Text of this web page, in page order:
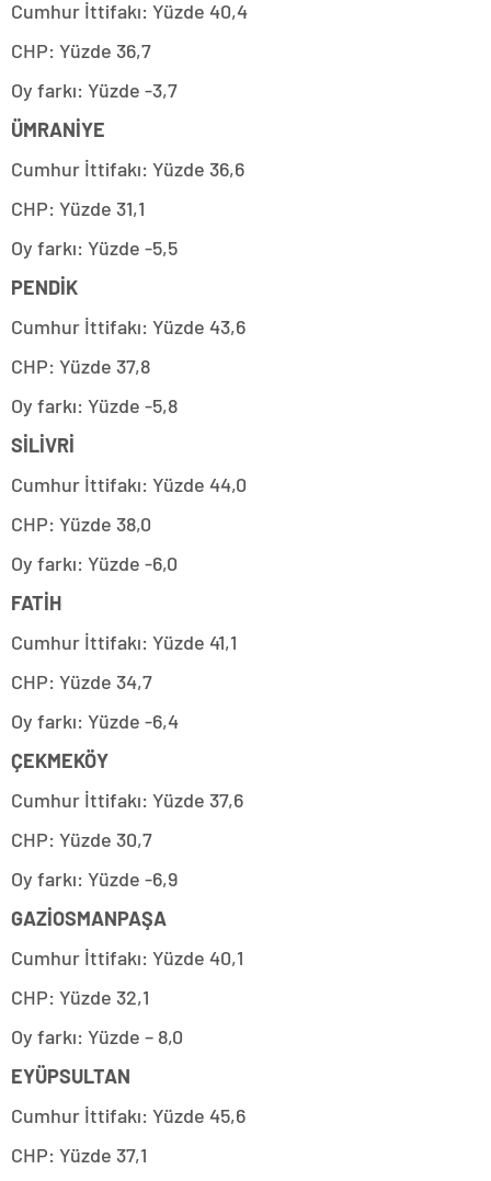
Cumhur İttifakı: Yüzde 40,4
CHP: Yüzde 36,7
Oy farkı: Yüzde -3,7
ÜMRANİYE
Cumhur İttifakı: Yüzde 36,6
CHP: Yüzde 31,1
Oy farkı: Yüzde -5,5
PENDİK
Cumhur İttifakı: Yüzde 43,6
CHP: Yüzde 37,8
Oy farkı: Yüzde -5,8
SİLİVRİ
Cumhur İttifakı: Yüzde 44,0
CHP: Yüzde 38,0
Oy farkı: Yüzde -6,0
FATİH
Cumhur İttifakı: Yüzde 41,1
CHP: Yüzde 34,7
Oy farkı: Yüzde -6,4
ÇEKMEKÖY
Cumhur İttifakı: Yüzde 37,6
CHP: Yüzde 30,7
Oy farkı: Yüzde -6,9
GAZİOSMANPAŞA
Cumhur İttifakı: Yüzde 40,1
CHP: Yüzde 32,1
Oy farkı: Yüzde – 8,0
EYÜPSULTAN
Cumhur İttifakı: Yüzde 45,6
CHP: Yüzde 37,1